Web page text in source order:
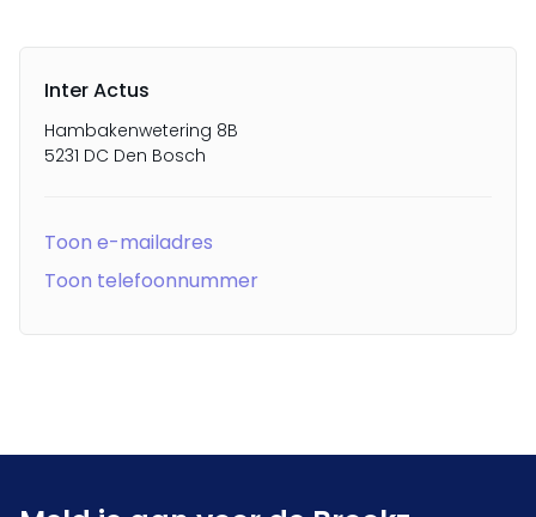
Inter Actus
Hambakenwetering 8B
5231 DC Den Bosch
Toon e-mailadres
Toon telefoonnummer